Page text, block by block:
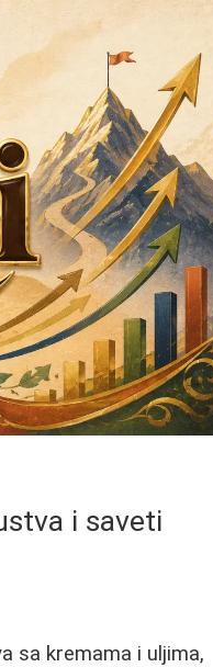
i saveti
sa kremama i uljima,